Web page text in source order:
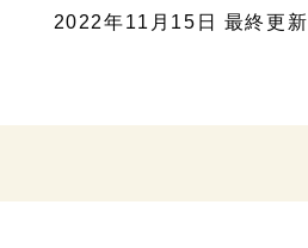
2022年11月15日 最終更新